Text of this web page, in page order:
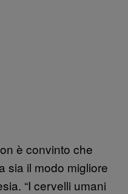
è convinto che
sia il modo migliore
“I cervelli umani